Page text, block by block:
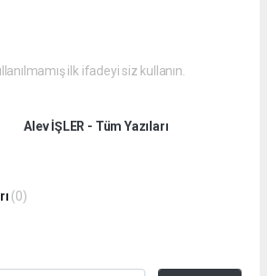
ilk ifadeyi siz kullanın.
Alev İŞLER - Tüm Yazıları
(0)